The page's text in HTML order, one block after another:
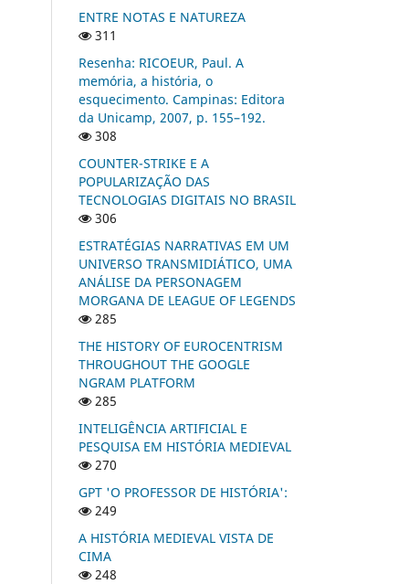
ENTRE NOTAS E NATUREZA
311
Resenha: RICOEUR, Paul. A
memória, a história, o
esquecimento. Campinas: Editora
da Unicamp, 2007, p. 155–192.
308
COUNTER-STRIKE E A
POPULARIZAÇÃO DAS
TECNOLOGIAS DIGITAIS NO BRASIL
306
ESTRATÉGIAS NARRATIVAS EM UM
UNIVERSO TRANSMIDIÁTICO, UMA
ANÁLISE DA PERSONAGEM
MORGANA DE LEAGUE OF LEGENDS
285
THE HISTORY OF EUROCENTRISM
THROUGHOUT THE GOOGLE
NGRAM PLATFORM
285
INTELIGÊNCIA ARTIFICIAL E
PESQUISA EM HISTÓRIA MEDIEVAL
270
GPT 'O PROFESSOR DE HISTÓRIA':
249
A HISTÓRIA MEDIEVAL VISTA DE
CIMA
248